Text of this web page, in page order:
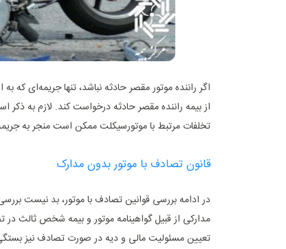
اگر راننده موتور مقصر حادثه نباشد، تنها جریمه‌ای
از بیمه راننده مقصر حادثه درخواست کند. لازم به
تخلفات مرتبط با موتورسیکلت ممکن است منجر به
قانون تصادف با موتور بدون مدارک
در ادامه بررسی قوانین تصادف با موتور، بد نیست
مدارکی از قبیل گواهینامه موتور و بیمه شخص ثالث
تعیین مسئولیت مالی و دیه در صورت تصادف نیز بستگی